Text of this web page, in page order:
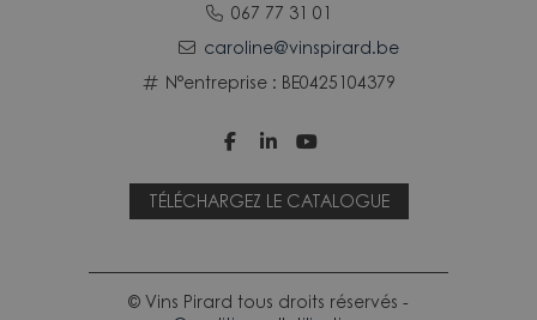
067 77 31 01
caroline@vinspirard.be
N°entreprise : BE0425104379
  
TÉLÉCHARGEZ LE CATALOGUE
© Vins Pirard tous droits réservés -